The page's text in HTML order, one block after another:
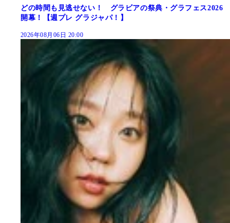
どの時間も見逃せない！ グラビアの祭典・グラフェス2026
開幕！【週プレ グラジャパ！】
2026年08月06日 20:00